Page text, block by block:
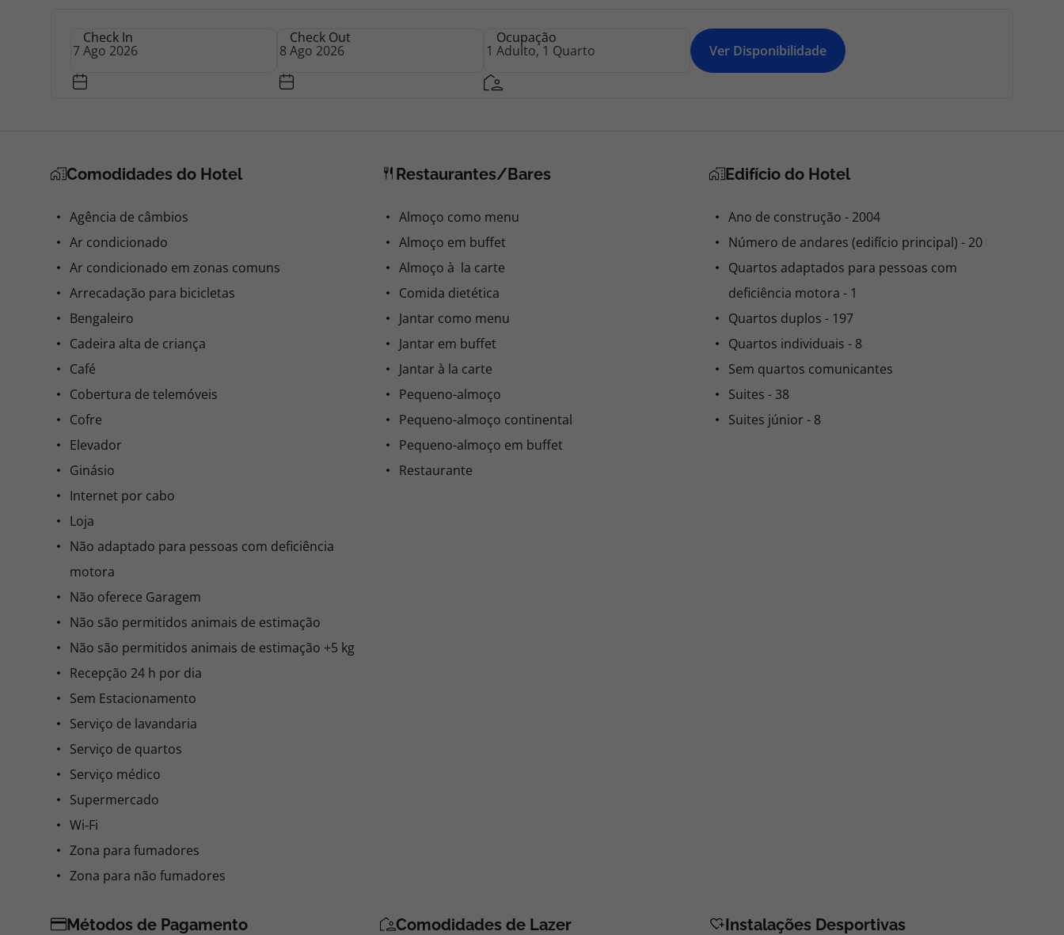
Check In Check Out Ocupação
Ver Disponibilidade
Comodidades do Hotel
Agência de câmbios
Ar condicionado
Ar condicionado em zonas comuns
Arrecadação para bicicletas
Bengaleiro
Cadeira alta de criança
Café
Cobertura de telemóveis
Cofre
Elevador
Ginásio
Internet por cabo
Loja
Não adaptado para pessoas com deficiência
motora
Não oferece Garagem
Não são permitidos animais de estimação
Não são permitidos animais de estimação +5 kg
Recepção 24 h por dia
Sem Estacionamento
Serviço de lavandaria
Serviço de quartos
Serviço médico
Supermercado
Wi-Fi
Zona para fumadores
Zona para não fumadores
Restaurantes/Bares
Almoço como menu
Almoço em buffet
Almoço à la carte
Comida dietética
Jantar como menu
Jantar em buffet
Jantar à la carte
Pequeno-almoço
Pequeno-almoço continental
Pequeno-almoço em buffet
Restaurante
Edifício do Hotel
Ano de construção - 2004
Número de andares (edifício principal) - 20
Quartos adaptados para pessoas com
deficiência motora - 1
Quartos duplos - 197
Quartos individuais - 8
Sem quartos comunicantes
Suites - 38
Suites júnior - 8
Métodos de Pagamento Comodidades de Lazer Instalações Desportivas